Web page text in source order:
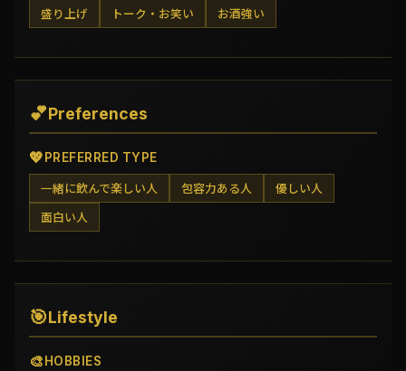
盛り上げ トーク・お笑い お酒強い
💕Preferences
💖PREFERRED TYPE
一緒に飲んで楽しい人 包容力ある人 優しい人
面白い人
🎯Lifestyle
🎨 HOBBIES